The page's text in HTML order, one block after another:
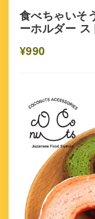
食べちゃいそ
ーホルダー ス
¥990